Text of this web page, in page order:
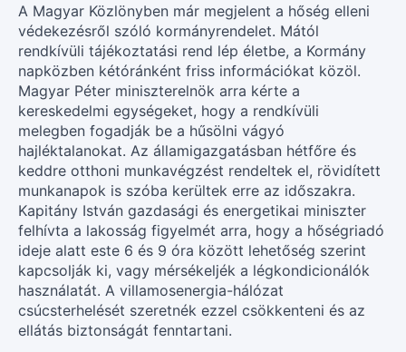
A Magyar Közlönyben már megjelent a hőség elleni
védekezésről szóló kormányrendelet. Mától
rendkívüli tájékoztatási rend lép életbe, a Kormány
napközben kétóránként friss információkat közöl.
Magyar Péter miniszterelnök arra kérte a
kereskedelmi egységeket, hogy a rendkívüli
melegben fogadják be a hűsölni vágyó
hajléktalanokat. Az államigazgatásban hétfőre és
keddre otthoni munkavégzést rendeltek el, rövidített
munkanapok is szóba kerültek erre az időszakra.
Kapitány István gazdasági és energetikai miniszter
felhívta a lakosság figyelmét arra, hogy a hőségriadó
ideje alatt este 6 és 9 óra között lehetőség szerint
kapcsolják ki, vagy mérsékeljék a légkondicionálók
használatát. A villamosenergia-hálózat
csúcsterhelését szeretnék ezzel csökkenteni és az
ellátás biztonságát fenntartani.